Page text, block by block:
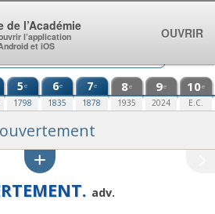
5e
1798
6e
1835
7e
1878
8e
1935
9e
2024
10e
E.C.
adv.
de l’Académie
l’application
et iOS
OUVRIR